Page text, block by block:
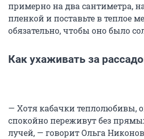
примерно на два сантиметра,
пленкой и поставьте в теплое
обязательно, чтобы оно было
Как ухаживать за
— Хотя кабачки теплолюбивы,
спокойно переживут без
лучей, — говорит Ольга